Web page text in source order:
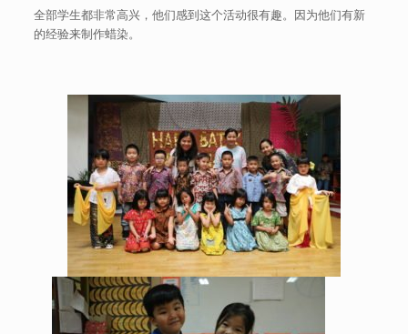
全部学生都非常高兴，他们感到这个活动很有趣。因为他们有新
的经验来制作蜡染。